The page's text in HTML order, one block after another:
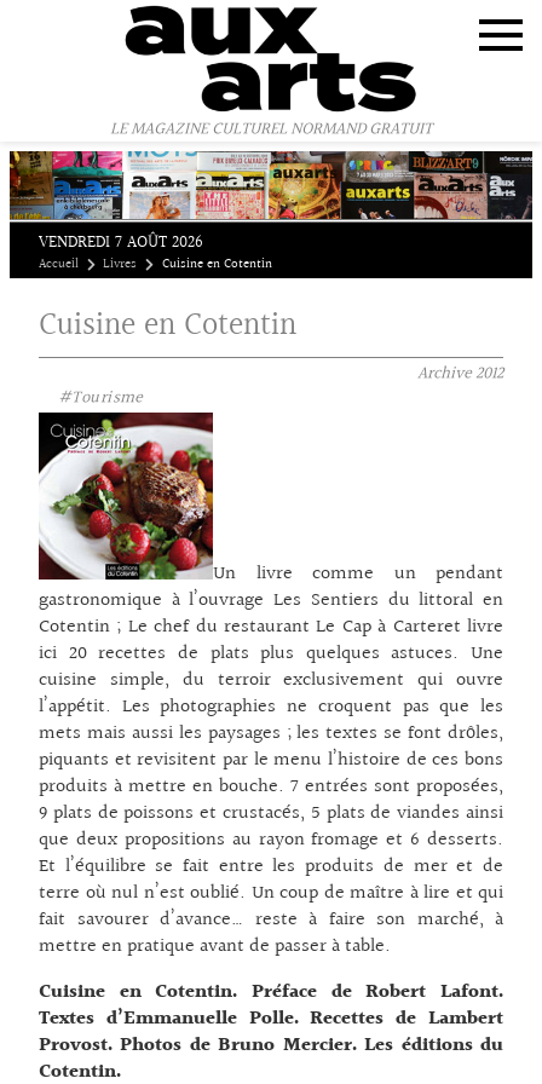
LE MAGAZINE CULTUREL NORMAND GRATUIT
VENDREDI 7 AOÛT 2026
Accueil Livres Cuisine en Cotentin
Cuisine en Cotentin
Archive2012
#Tourisme
Un livre comme un pendant
gastronomique à l’ouvrage Les Sentiers du littoral en
Cotentin ; Le chef du restaurant Le Cap à Carteret livre
ici 20 recettes de plats plus quelques astuces. Une
cuisine simple, du terroir exclusivement qui ouvre
l’appétit. Les photographies ne croquent pas que les
mets mais aussi les paysages ; les textes se font drôles,
piquants et revisitent par le menu l’histoire de ces bons
produits à mettre en bouche. 7 entrées sont proposées,
9 plats de poissons et crustacés, 5 plats de viandes ainsi
que deux propositions au rayon fromage et 6 desserts.
Et l’équilibre se fait entre les produits de mer et de
terre où nul n’est oublié. Un coup de maître à lire et qui
fait savourer d’avance… reste à faire son marché, à
mettre en pratique avant de passer à table.
Cuisine en Cotentin. Préface de Robert Lafont.
Textes d’Emmanuelle Polle. Recettes de Lambert
Provost. Photos de Bruno Mercier. Les éditions du
Cotentin.
Panneau de gestion des cookies